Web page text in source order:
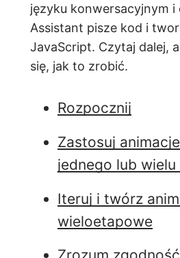
języku konwersacyjnym i
Assistant pisze kod i
JavaScript. Czytaj dalej,
się, jak to zrobić.
Rozpocznij
Zastosuj
jednego lub
Iteruj i twórz
wieloetapowe